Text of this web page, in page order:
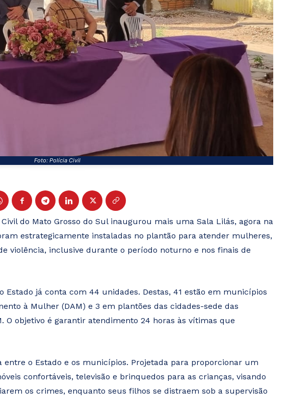
Foto: Polícia Civil
do Mato Grosso do Sul inaugurou mais uma Sala Lilás, agora na
estrategicamente instaladas no plantão para atender mulheres,
violência, inclusive durante o período noturno e nos finais de
Estado já conta com 44 unidades. Destas, 41 estão em municípios
à Mulher (DAM) e 3 em plantões das cidades-sede das
O objetivo é garantir atendimento 24 horas às vítimas que
o Estado e os municípios. Projetada para proporcionar um
confortáveis, televisão e brinquedos para as crianças, visando
os crimes, enquanto seus filhos se distraem sob a supervisão